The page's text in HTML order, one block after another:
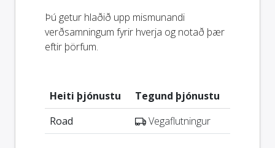
Þú getur hlaðið upp mismunandi
verðsamningum fyrir hverja og notað þær
eftir þörfum.
Heiti þjónustu
Tegund þjónustu
Road
Vegaflutningur